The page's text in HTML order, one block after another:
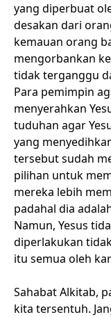
yang diperbuat
desakan dari
kemauan orang
mengorbankan
tidak terganggu
Para pemimpin
menyerahkan
tuduhan agar
yang
tersebut sudah
pilihan untuk
mereka lebih
padahal dia
Namun, Yesus
diperlakukan
itu semua oleh
Sahabat Alkitab,
kita tersentuh.